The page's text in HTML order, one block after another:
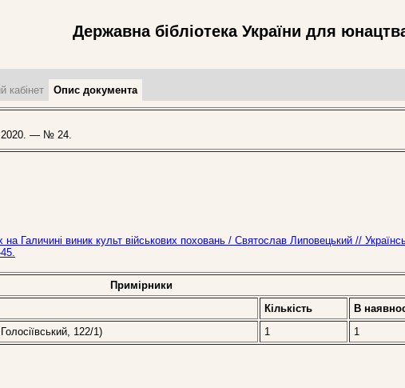
Державна бібліотека України для
кабінет Опис документа
2020. — № 24.
Галичині виник культ військових поховань / Святослав Липовецький //
Примірники
Кількість
В
122/1)
1 1